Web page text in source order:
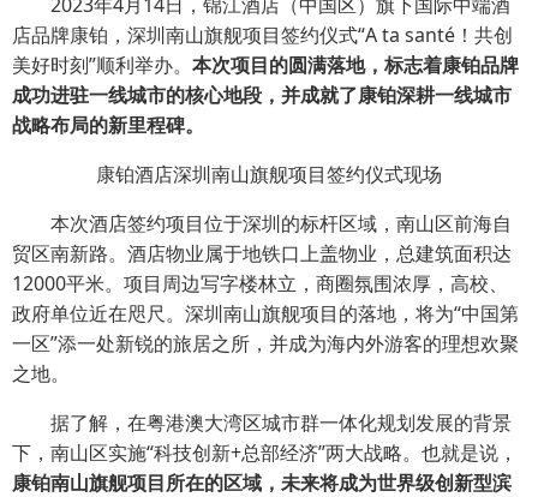
店品牌康铂，深圳南山旗舰项目签约仪式“A ta santé！共创
美好时刻”顺利举办。 本次项目的圆满落地，标志着康铂品牌
成功进驻一线城市的核心地段，并成就了康铂深耕一线城市
战略布局的新里程碑。
康铂酒店深圳南山旗舰项目签约仪式现场
本次酒店签约项目位于深圳的标杆区域，南山区前海自
贸区南新路。酒店物业属于地铁口上盖物业，总建筑面积达
12000平米。项目周边写字楼林立，商圈氛围浓厚，高校、
政府单位近在咫尺。深圳南山旗舰项目的落地，将为“中国第
一区”添一处新锐的旅居之所，并成为海内外游客的理想欢聚
之地。
据了解，在粤港澳大湾区城市群一体化规划发展的背景
下，南山区实施“科技创新+总部经济”两大战略。也就是说，
康铂南山旗舰项目所在的区域，未来将成为世界级创新型滨